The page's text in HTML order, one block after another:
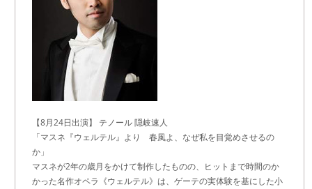
【8月24日出演】 テノール 隠岐速人
「マスネ『ウェルテル』より 春風よ、なぜ私を目覚めさせるの
か」
マスネが2年の歳月をかけて制作したものの、ヒットまで時間のか
かった名作オペラ《ウェルテル》は、ゲーテの実体験を基にした小